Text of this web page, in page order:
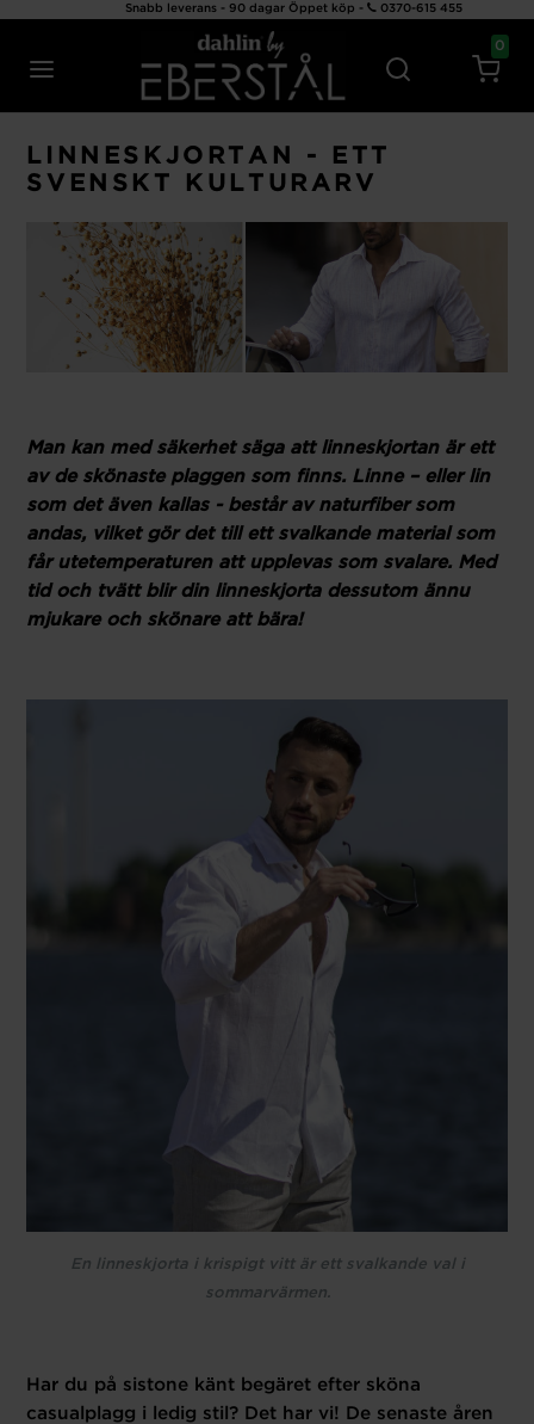
0
Snabb leverans - 90 dagar Öppet köp - 0370-615 455
LINNESKJORTAN - ETT
SVENSKT KULTURARV
Man kan med säkerhet säga att linneskjortan är ett
av de skönaste plaggen som finns. Linne – eller lin
som det även kallas - består av naturfiber som
andas, vilket gör det till ett svalkande material som
får utetemperaturen att upplevas som svalare. Med
tid och tvätt blir din linneskjorta dessutom ännu
mjukare och skönare att bära!
En linneskjorta i krispigt vitt är ett svalkande val i
sommarvärmen.
Har du på sistone känt begäret efter sköna
casualplagg i ledig stil? Det har vi! De senaste åren